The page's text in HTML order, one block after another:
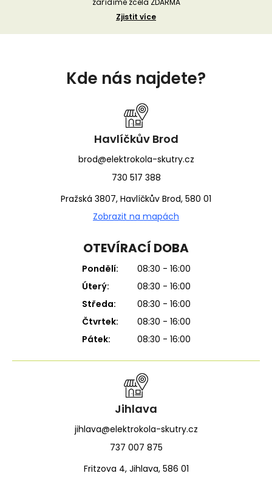
Zjistit více
Kde nás najdete?
Havlíčkův Brod
brod@elektrokola-skutry.cz
730 517 388
Pražská 3807, Havlíčkův Brod, 580 01
Zobrazit na mapách
OTEVÍRACÍ DOBA
Pondělí:
08:30 - 16:00
Úterý:
08:30 - 16:00
Středa:
08:30 - 16:00
Čtvrtek:
08:30 - 16:00
Pátek:
08:30 - 16:00
Jihlava
jihlava@elektrokola-skutry.cz
737 007 875
Fritzova 4, Jihlava, 586 01